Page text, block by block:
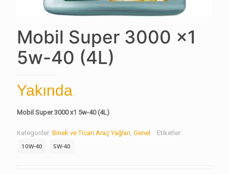
Mobil Super 3000 x1
5w-40 (4L)
Yakında
Mobil Super 3000 x1 5w-40 (4L)
Kategoriler: Binek ve Ticari Araç Yağları, Genel Etiketler:
10W-40 5W-40